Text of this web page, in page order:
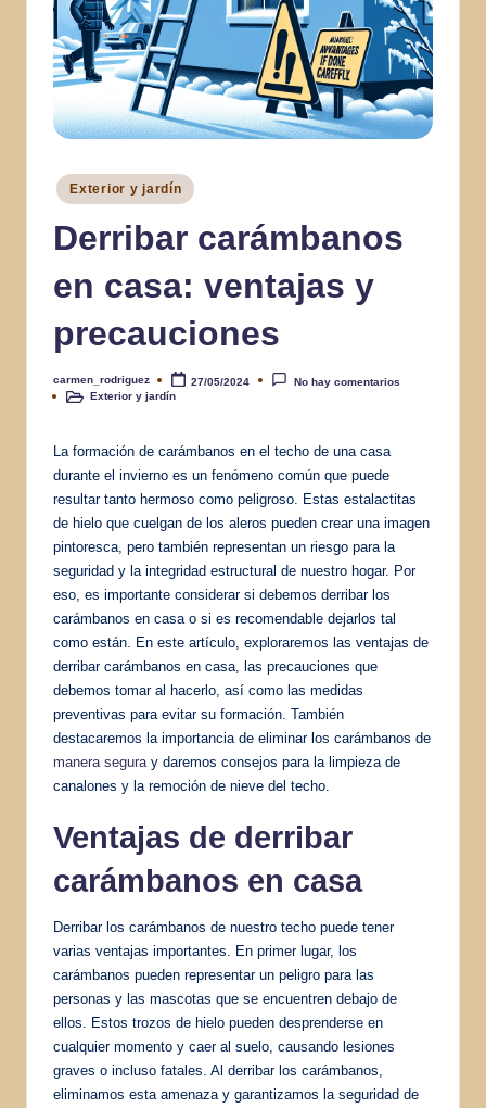
Publicado
en
Exterior y jardín
Derribar carámbanos
en casa: ventajas y
precauciones
Publicado
por
carmen_rodriguez 27/05/2024
No hay comentarios
PublicadoExterior y jardín
La formación de carámbanos en el techo de una casa
durante el invierno es un fenómeno común que puede
resultar tanto hermoso como peligroso. Estas estalactitas
de hielo que cuelgan de los aleros pueden crear una imagen
pintoresca, pero también representan un riesgo para la
seguridad y la integridad estructural de nuestro hogar. Por
eso, es importante considerar si debemos derribar los
carámbanos en casa o si es recomendable dejarlos tal
como están. En este artículo, exploraremos las ventajas de
derribar carámbanos en casa, las precauciones que
debemos tomar al hacerlo, así como las medidas
preventivas para evitar su formación. También
destacaremos la importancia de eliminar los carámbanos de
manera segura y daremos consejos para la limpieza de
canalones y la remoción de nieve del techo.
Ventajas de derribar
carámbanos en casa
Derribar los carámbanos de nuestro techo puede tener
varias ventajas importantes. En primer lugar, los
carámbanos pueden representar un peligro para las
personas y las mascotas que se encuentren debajo de
ellos. Estos trozos de hielo pueden desprenderse en
cualquier momento y caer al suelo, causando lesiones
graves o incluso fatales. Al derribar los carámbanos,
eliminamos esta amenaza y garantizamos la seguridad de